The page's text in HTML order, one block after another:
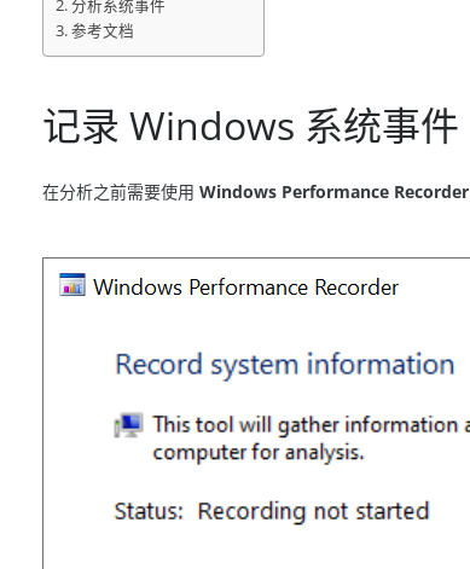
分析系统事件
参考文档
记录 Windows 系统事件
在分析之前需要使用 Windows Performance Recorder